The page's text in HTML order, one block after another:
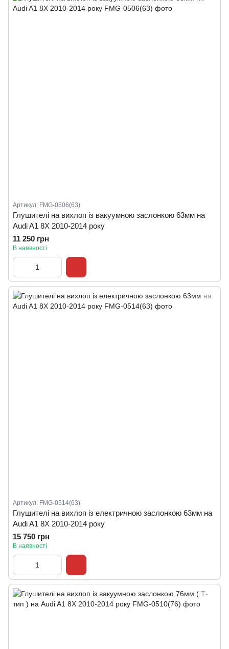
Артикул: FMG-0506(63)
Глушителі на вихлоп із вакуумною заслонкою 63мм на
Audi A1 8X 2010-2014 року
11 250 грн
В наявності
Артикул: FMG-0514(63)
Глушителі на вихлоп із електричною заслонкою 63мм на
Audi A1 8X 2010-2014 року
15 750 грн
В наявності